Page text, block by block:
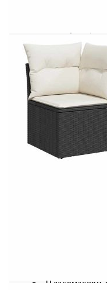
използва за
издръжливост и
влияния.Функция
разполага с място
допълнено с
на възглавници,
Вътрешните чанти
бъдат здраво
закопчалки за
който може да се
възглавници за
за лесно пране и
Този комплект
дизайн, което го
за преместване,
персонализирана
мебели.Добре е да
вашите външни
препоръчваме да
Максимален
Пластмасови